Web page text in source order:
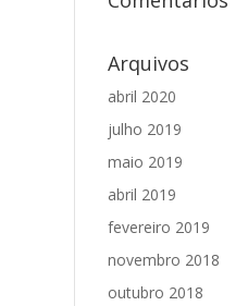
Arquivos
abril 2020
julho 2019
maio 2019
abril 2019
fevereiro 2019
novembro 2018
outubro 2018